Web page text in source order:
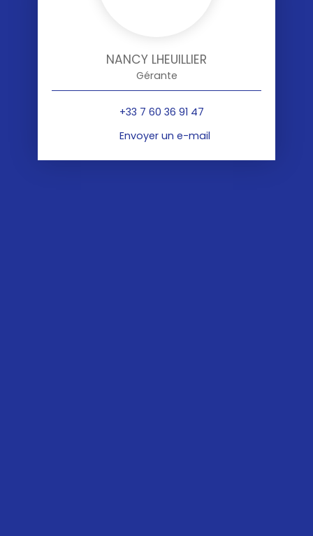
NANCY LHEUILLIER
Gérante
+33 7 60 36 91 47
Envoyer un e-mail